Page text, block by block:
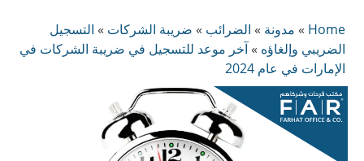
Home
» مدونة » الضرائب » ضريبة الشركات » التسجيل
الضريبي وإلغاؤه » آخر موعد للتسجيل في ضريبة الشركات في
الإمارات في عام 2024